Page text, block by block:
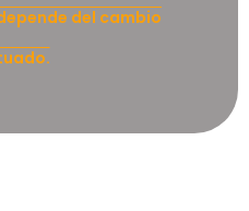
del cambio